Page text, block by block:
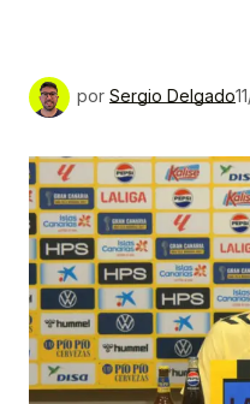
por Sergio Delgado